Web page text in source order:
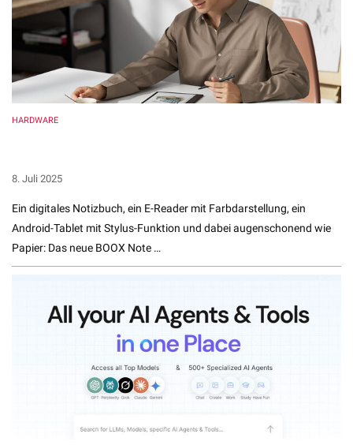
HARDWARE
8. Juli 2025
Ein digitales Notizbuch, ein E-Reader mit Farbdarstellung, ein
Android-Tablet mit Stylus-Funktion und dabei augenschonend wie
Papier: Das neue BOOX Note …